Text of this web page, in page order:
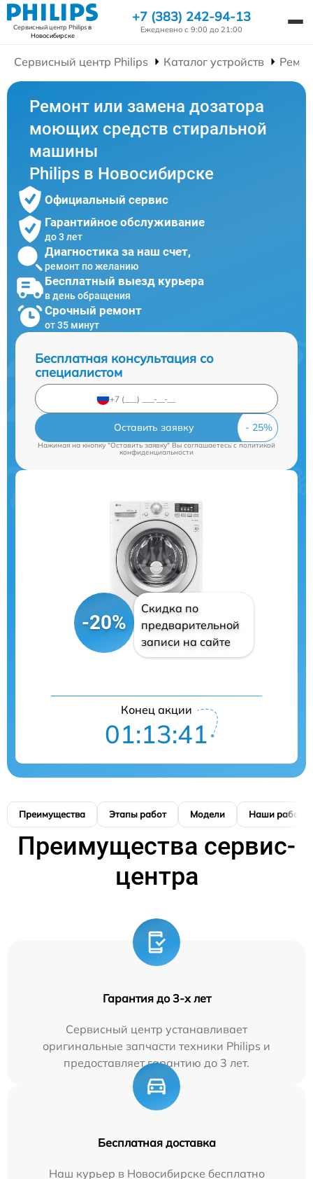
Сервисный центр Philipsв
Новосибирске
+7 (383) 242-94-13
Ежедневно с 9:00 до 21:00
Сервисный центр Philips Каталог устройств
Ремонт или замена дозатора
моющих средств стиральной
машины
Philips в Новосибирске
Официальный сервис
Гарантийное обслуживание
до 3 лет
Диагностика за наш счет,
ремонт по желанию
Бесплатный выезд курьера
в день обращения
Срочный ремонт
от 35 минут
Бесплатная консультация со
специалистом
Оставить заявку
Нажимая на кнопку "Оставить заявку" Вы соглашаетесь c политикой
конфиденциальности
-20%
Скидка по
предварительной
записи на сайте
Конец акции
01:13:41
Преимущества Этапы работ Модели Наши работы
Преимущества сервис-
центра
Гарантия до 3-х лет
Сервисный центр устанавливает
оригинальные запчасти техники Philips и
предоставляет гарантию до 3 лет.
Бесплатная доставка
Наш курьер в Новосибирске бесплатно